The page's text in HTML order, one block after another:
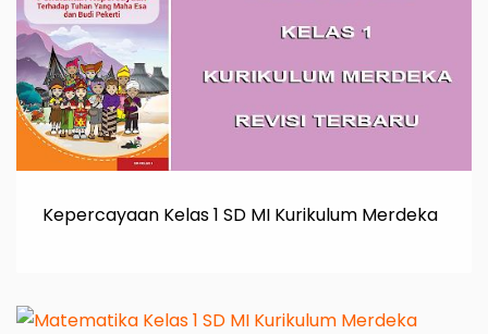
Kepercayaan Kelas 1 SD MI Kurikulum Merdeka